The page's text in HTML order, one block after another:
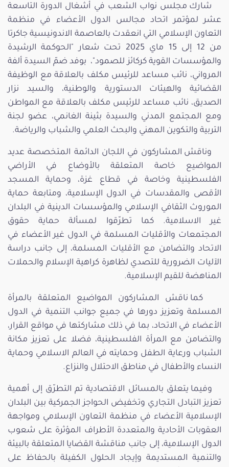
شارك مجلس نواب الشعب في أشغال الدورة التاسعة
عشر لمؤتمر اتحاد مجالس الدول الأعضاء في منظمة
التعاون الإسلامي التي انعقدت بالعاصمة الاندونيسية جاكرتا
من 12 إلى 15 ماي 2025 تحت شعار "الحوكمة الرشيدة
والمؤسسات القوية كركائز للصمود"، بوفد ضمّ السيدة ألفة
المرواني، نائب مساعد للرئيس مكلف بالعلاقة مع الوظيفة
القضائية والهيئات الدستورية والوطنية، والسيد نزار
الصديق، نائب مساعد للرئيس مكلف بالعلاقة مع المواطن
ومع المجتمع المدني والسيدة بثينة الغانمي، عضو لجنة
التربية والتكوين المهني والبحث العلمي والشباب والرياضة.
وناقش المشاركون في اللجان الدائمة المتخصصة عديد
المواضيع خاصة المتعلقة بالأوضاع في الأراضي
الفلسطينية وخاصة في قطاع غزة، وحماية المسجد
الأقصى والمقدسات في الدول الإسلامية، ومتابعة حماية
الموروث الثقافي الإسلامي والمؤسسات الدينية في البلدان
غير الاسلامية. كما تطرّقوا لمسألة حماية حقوق
المجتمعات والأقليات المسلمة في الدول غير الأعضاء في
الاتحاد والتضامن مع الأقليات المسلمة، إلى جانب دراسة
الآليات الضرورية للتصدي لظاهرة كراهية الإسلام والحملات
المناهضة للقيم الإسلامية.
كما ناقش المشاركون المواضيع المتعلقة بالمرأة
المسلمة وتعزيز دورها في جميع جوانب التنمية في الدول
الأعضاء في الاتحاد، بما في ذلك مشاركتها في مواقع القرار،
والتضامن مع المرأة الفلسطينية، فضلا على تعزيز مكانة
الشباب ورعاية الطفل وحمايته في العالم الاسلامي وحماية
النساء والأطفال في مناطق الاحتلال والنزاع.
وفيما يتعلق بالمسائل الاقتصادية تم التطرّق إلى أهمية
تعزيز التبادل التجاري وتخفيض الحواجز الجمركية بين البلدان
الإسلامية الأعضاء في منظمة التعاون الإسلامي ومواجهة
العقوبات الأحادية والمتعددة الأطراف المؤثرة على شعوب
الدول الإسلامية، إلى جانب مناقشة القضايا المتعلقة بالبيئة
والتنمية المستديمة وإيجاد الحلول الكفيلة بالحفاظ على